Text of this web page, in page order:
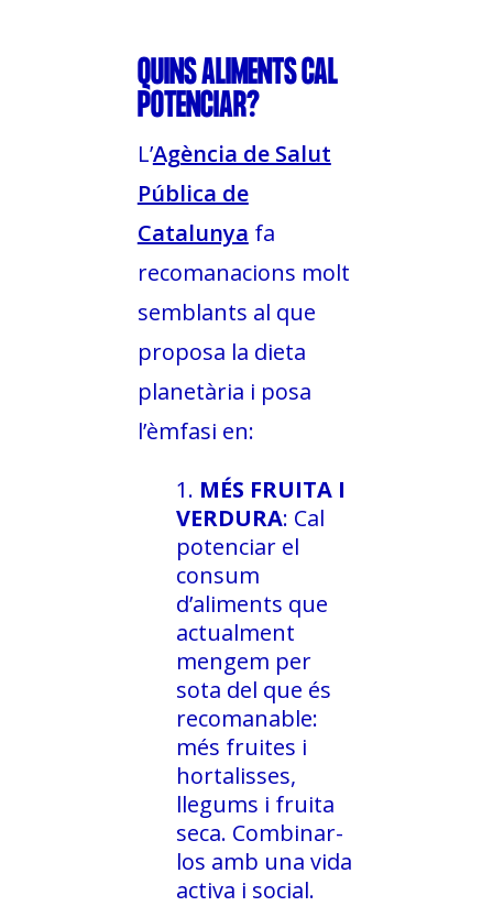
QUINS ALIMENTS CAL
POTENCIAR?
L’Agència de Salut
Pública de
Catalunya fa
recomanacions molt
semblants al que
proposa la dieta
planetària i posa
l’èmfasi en:
MÉS FRUITA I
VERDURA: Cal
potenciar el
consum
d’aliments que
actualment
mengem per
sota del que és
recomanable:
més fruites i
hortalisses,
llegums i fruita
seca. Combinar-
los amb una vida
activa i social.